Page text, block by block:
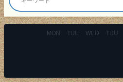
MON TUE WED THU